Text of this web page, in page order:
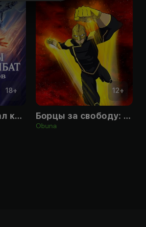
18+
Легенды Мортал комбат: Битва миров
12+
Борцы за свободу: Луч
Obuna